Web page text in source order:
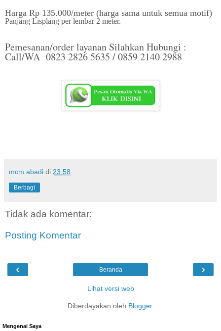
Harga Rp 135.000/meter (harga sama untuk semua motif)
Panjang Lisplang per lembar 2 meter.
Pemesanan/order layanan Silahkan Hubungi :
Call/WA 0823 2826 5635 / 0859 2140 2988
mcm abadi di 23.58
Berbagi
Tidak ada komentar:
Posting Komentar
‹ ›
Beranda
Lihat versi web
Diberdayakan oleh Blogger.
Mengenai Saya